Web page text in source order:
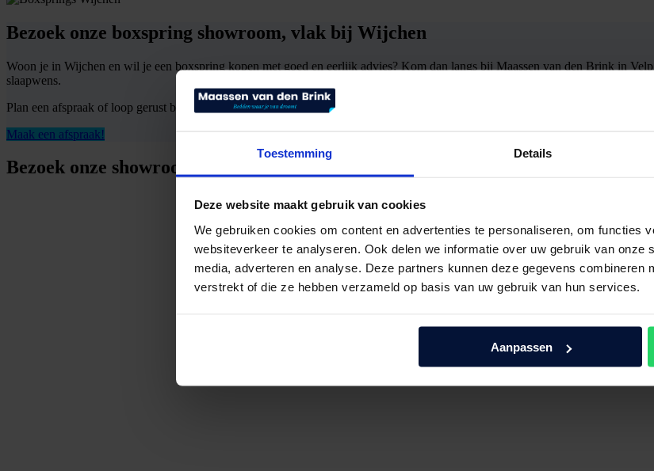
Toestemming Details
Deze website maakt gebruik van cookies
We gebruiken cookies om content en advertenties te personaliseren, om functies
websiteverkeer te analyseren. Ook delen we informatie over uw gebruik van onze
media, adverteren en analyse. Deze partners kunnen deze gegevens combineren
verstrekt of die ze hebben verzameld op basis van uw gebruik van hun services.
Aanpassen
Bezoek onze boxspring showroom, vlak bij Wijchen
Woon je in Wijchen en wil je een boxspring kopen met goed en eerlijk advies? Kom dan langs bij Maassen van den Brink in
slaapwens.
Plan een afspraak of loop gerust binnen. Wij helpen je graag aan een
Maak een afspraak!
Bezoek onze showroom!